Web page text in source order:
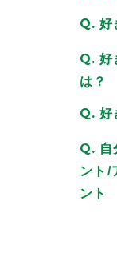
好
好
は？
好
自
ント/
ント